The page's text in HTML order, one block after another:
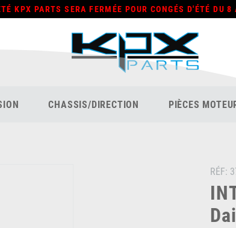
KPX PARTS SERA FERMÉE POUR CONGÉS D'ÉTÉ DU
CHASSIS/DIRECTION PIÈCES
RÉF: